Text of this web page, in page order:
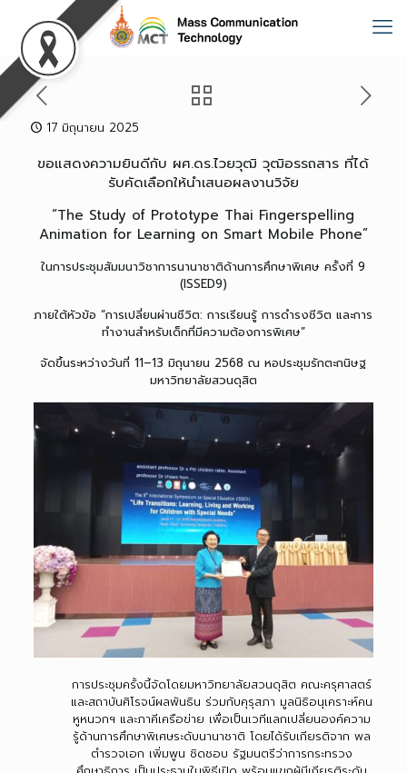
17 มิถุนายน 2025
ขอแสดงความยินดีกับ ผศ.ดร.ไวยวุฒิ วุฒิอรรถสาร ที่ได้
รับคัดเลือกให้นำเสนอผลงานวิจัย
“The Study of Prototype Thai Fingerspelling
Animation for Learning on Smart Mobile Phone”
ในการประชุมสัมมนาวิชาการนานาชาติด้านการศึกษาพิเศษ ครั้งที่ 9
(ISSED9)
ภายใต้หัวข้อ “การเปลี่ยนผ่านชีวิต: การเรียนรู้ การดำรงชีวิต และการ
ทำงานสำหรับเด็กที่มีความต้องการพิเศษ”
จัดขึ้นระหว่างวันที่ 11–13 มิถุนายน 2568 ณ หอประชุมรักตะกนิษฐ
มหาวิทยาลัยสวนดุสิต
การประชุมครั้งนี้จัดโดยมหาวิทยาลัยสวนดุสิต คณะครุศาสตร์
และสถาบันศิโรจน์ผลพันธิน ร่วมกับคุรุสภา มูลนิธิอนุเคราะห์คน
หูหนวกฯ และภาคีเครือข่าย เพื่อเป็นเวทีแลกเปลี่ยนองค์ความ
รู้ด้านการศึกษาพิเศษระดับนานาชาติ โดยได้รับเกียรติจาก พล
ตำรวจเอก เพิ่มพูน ชิดชอบ รัฐมนตรีว่าการกระทรวง